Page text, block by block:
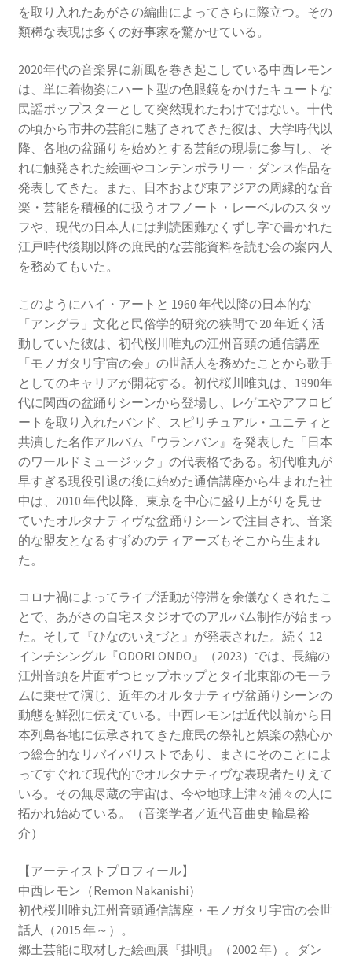
を取り入れたあがさの編曲によってさらに際立つ。その
類稀な表現は多くの好事家を驚かせている。
2020年代の音楽界に新風を巻き起こしている中西レモン
は、単に着物姿にハート型の色眼鏡をかけたキュートな
民謡ポップスターとして突然現れたわけではない。十代
の頃から市井の芸能に魅了されてきた彼は、大学時代以
降、各地の盆踊りを始めとする芸能の現場に参与し、そ
れに触発された絵画やコンテンポラリー・ダンス作品を
発表してきた。また、日本および東アジアの周縁的な音
楽・芸能を積極的に扱うオフノート・レーベルのスタッ
フや、現代の日本人には判読困難なくずし字で書かれた
江戸時代後期以降の庶民的な芸能資料を読む会の案内人
を務めてもいた。
このようにハイ・アートと 1960 年代以降の日本的な
「アングラ」文化と民俗学的研究の狭間で 20 年近く活
動していた彼は、初代桜川唯丸の江州音頭の通信講座
「モノガタリ宇宙の会」の世話人を務めたことから歌手
としてのキャリアが開花する。初代桜川唯丸は、1990年
代に関西の盆踊りシーンから登場し、レゲエやアフロビ
ートを取り入れたバンド、スピリチュアル・ユニティと
共演した名作アルバム『ウランバン』を発表した「日本
のワールドミュージック」の代表格である。初代唯丸が
早すぎる現役引退の後に始めた通信講座から生まれた社
中は、2010 年代以降、東京を中心に盛り上がりを見せ
ていたオルタナティヴな盆踊りシーンで注目され、音楽
的な盟友となるすずめのティアーズもそこから生まれ
た。
コロナ禍によってライブ活動が停滞を余儀なくされたこ
とで、あがさの自宅スタジオでのアルバム制作が始まっ
た。そして『ひなのいえづと』が発表された。続く 12
インチシングル『ODORI ONDO』（2023）では、⾧編の
江州音頭を片面ずつヒップホップとタイ北東部のモーラ
ムに乗せて演じ、近年のオルタナティヴ盆踊りシーンの
動態を鮮烈に伝えている。中西レモンは近代以前から日
本列島各地に伝承されてきた庶民の祭礼と娯楽の熱心か
つ総合的なリバイバリストであり、まさにそのことによ
ってすぐれて現代的でオルタナティヴな表現者たりえて
いる。その無尽蔵の宇宙は、今や地球上津々浦々の人に
拓かれ始めている。（音楽学者／近代音曲史 輪島裕
介）
【アーティストプロフィール】
中西レモン（Remon Nakanishi）
初代桜川唯丸江州音頭通信講座・モノガタリ宇宙の会世
話人（2015 年～）。
郷土芸能に取材した絵画展『掛唄』（2002 年）。ダン